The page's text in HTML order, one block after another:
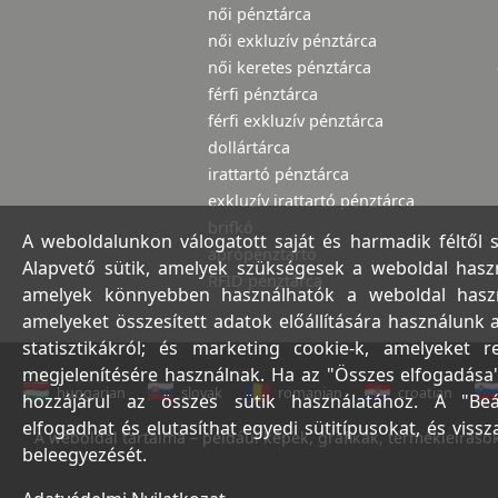
női pénztárca
női exkluzív pénztárca
női keretes pénztárca
férfi pénztárca
férfi exkluzív pénztárca
dollártárca
irattartó pénztárca
exkluzív irattartó pénztárca
brifkó
aprópénztartó
RFID pénztárca
hungarian slovak romanian croatian
A weboldal tartalma – például képek, grafikák,
A weboldalunkon válogatott saját és harmadik féltől
Alapvető sütik, amelyek szükségesek a weboldal
amelyek könnyebben használhatók a weboldal
amelyeket összesített adatok előállítására használunk
statisztikákról; és marketing cookie-k, amelyeket
megjelenítésére használnak. Ha az "Összes
hozzájárul az összes sütik használatához. A
elfogadhat és elutasíthat egyedi sütitípusokat, és
beleegyezését.